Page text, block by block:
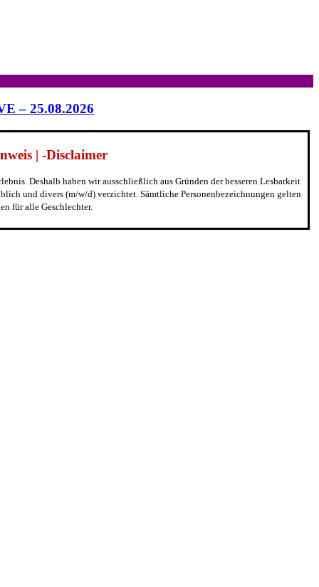
– 25.08.2026
| -Disclaimer
Deshalb haben wir ausschließlich aus Gründen der besseren Lesbarkeit
und divers (m/w/d) verzichtet. Sämtliche Personenbezeichnungen gelten
für alle Geschlechter.